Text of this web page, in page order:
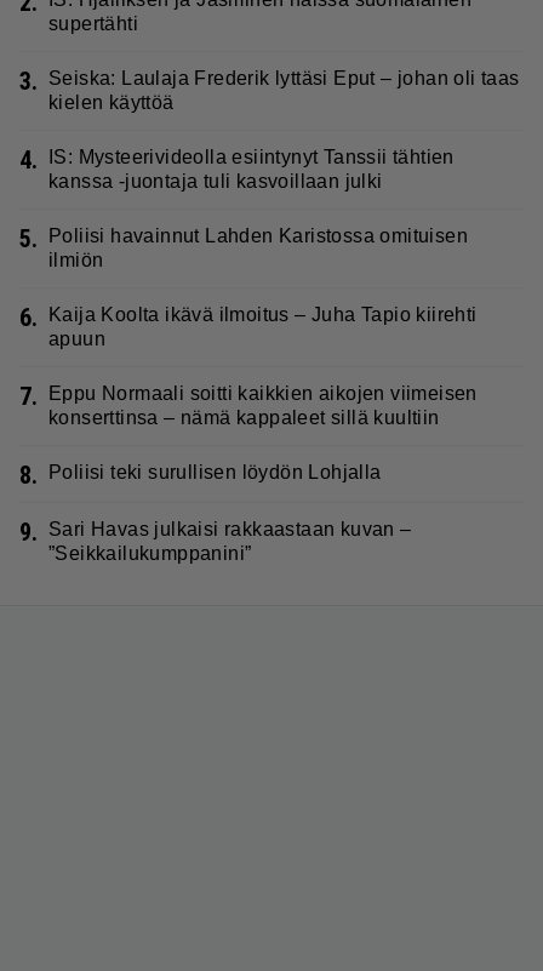
supertähti
3.
Seiska: Laulaja Frederik lyttäsi Eput – johan oli taas
kielen käyttöä
4.
IS: Mysteerivideolla esiintynyt Tanssii tähtien
kanssa -juontaja tuli kasvoillaan julki
5.
Poliisi havainnut Lahden Karistossa omituisen
ilmiön
6.
Kaija Koolta ikävä ilmoitus – Juha Tapio kiirehti
apuun
7.
Eppu Normaali soitti kaikkien aikojen viimeisen
konserttinsa – nämä kappaleet sillä kuultiin
8. Poliisi teki surullisen löydön Lohjalla
9.
Sari Havas julkaisi rakkaastaan kuvan –
”Seikkailukumppanini”